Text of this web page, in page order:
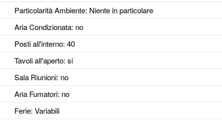
Particolarità Ambiente: Niente in particolare
Aria Condizionata: no
Posti all'interno: 40
Tavoli all'aperto: si
Sala Riunioni: no
Aria Fumatori: no
Ferie: Variabili